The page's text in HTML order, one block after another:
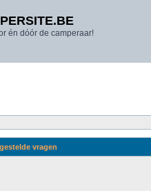
én dóór de camperaar!
vragen